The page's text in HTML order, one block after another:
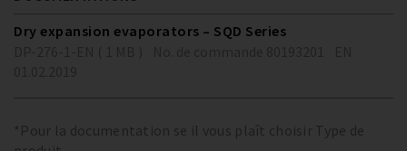
Dry expansion evaporators – SQD Series
*Pour la documentation se il vous plaît choisir Type de